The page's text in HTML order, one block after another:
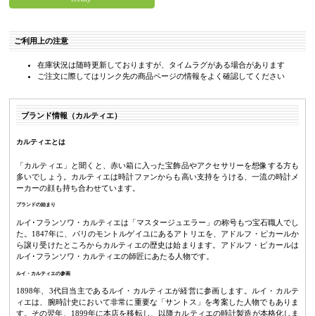
ご利用上の注意
在庫状況は随時更新しておりますが、タイムラグがある場合があります
ご注文に際してはリンク先の商品ページの情報をよく確認してください
ブランド情報（カルティエ）
カルティエとは
「カルティエ」と聞くと、赤い箱に入った宝飾品やアクセサリーを想像する方も
多いでしょう。カルティエは時計ファンからも高い支持をうける、一流の時計メ
ーカーの顔も持ち合わせています。
ブランドの始まり
ルイ･フランソワ・カルティエは「マスタージュエラー」の称号もつ宝石職人でし
た。1847年に、パリのモントルゲイユにあるアトリエを、アドルフ・ピカールか
ら譲り受けたところからカルティエの歴史は始まります。アドルフ・ピカールは
ルイ･フランソワ・カルティエの師匠にあたる人物です。
ルイ・カルティエの参画
1898年、3代目当主であるルイ・カルティエが経営に参画します。ルイ・カルテ
ィエは、腕時計史において非常に重要な「サントス」を考案した人物でもありま
す。その翌年、1899年に本店を移転し、以降カルティエの時計製造が本格化しま